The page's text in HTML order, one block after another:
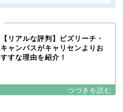
【リアルな評判】ビズリーチ・
キャンパスがキャリセンよりお
すすな理由を紹介！